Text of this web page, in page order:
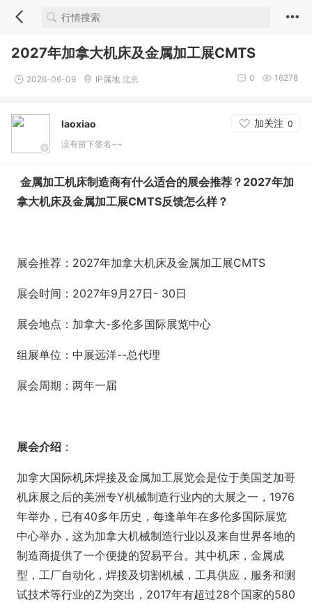
2027年加拿大机床及金属加工展CMTS
2026-06-09 IP属地 北京 16278
0
laoxiao 加关注 0
没有留下签名~~
金属加工机床制造商有什么适合的展会推荐？2027年加
拿大机床及金属加工展CMTS反馈怎么样？
展会推荐：2027年加拿大机床及金属加工展CMTS
展会时间：2027年9月27日- 30日
展会地点：加拿大-多伦多国际展览中心
组展单位：中展远洋--总代理
展会周期：两年一届
展会介绍 ：
加拿大国际机床焊接及金属加工展览会是位于美国芝加哥
机床展之后的美洲专Y机械制造行业内的大展之一，1976
年举办，已有40多年历史，每逢单年在多伦多国际展览
中心举办，这为加拿大机械制造行业以及来自世界各地的
制造商提供了一个便捷的贸易平台。其中机床，金属成
型，工厂自动化，焊接及切割机械，工具供应，服务和测
试技术等行业的Z为突出，2017年有超过28个国家的580